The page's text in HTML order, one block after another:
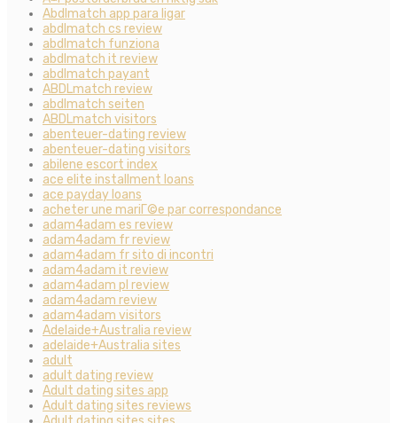
Abdlmatch app para ligar
abdlmatch cs review
abdlmatch funziona
abdlmatch it review
abdlmatch payant
ABDLmatch review
abdlmatch seiten
ABDLmatch visitors
abenteuer-dating review
abenteuer-dating visitors
abilene escort index
ace elite installment loans
ace payday loans
acheter une mariГ©e par correspondance
adam4adam es review
adam4adam fr review
adam4adam fr sito di incontri
adam4adam it review
adam4adam pl review
adam4adam review
adam4adam visitors
Adelaide+Australia review
adelaide+Australia sites
adult
adult dating review
Adult dating sites app
Adult dating sites reviews